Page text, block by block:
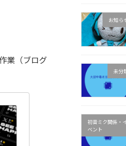
業（ブログ
お知ら
未分
初音ミク関係・
ベント